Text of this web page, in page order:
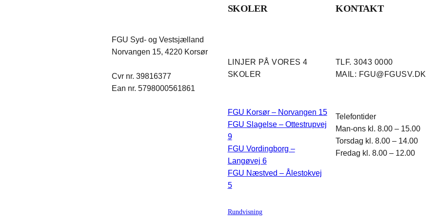
FGU Syd- og Vestsjælland
Norvangen 15, 4220 Korsør
Cvr nr. 39816377
Ean nr. 5798000561861
SKOLER
LINJER PÅ VORES 4
SKOLER
FGU Korsør – Norvangen 15
FGU Slagelse – Ottestrupvej
9
FGU Vordingborg –
Langøvej 6
FGU Næstved – Ålestokvej
5
Rundvisning
KONTAKT
TLF. 3043 0000
MAIL: FGU@FGUSV.DK
Telefontider
Man-ons kl. 8.00 – 15.00
Torsdag kl. 8.00 – 14.00
Fredag kl. 8.00 – 12.00